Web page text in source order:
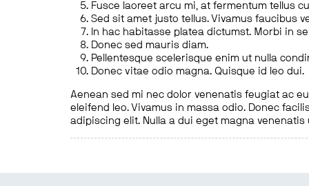
Fusce laoreet arcu mi, at fermentum tellus
Sed sit amet justo tellus. Vivamus faucibus
In hac habitasse platea dictumst. Morbi in
Donec sed mauris diam.
Pellentesque scelerisque enim ut nulla
Donec vitae odio magna. Quisque id leo dui.
Aenean sed mi nec dolor venenatis feugiat ac
eleifend leo. Vivamus in massa odio. Donec
adipiscing elit. Nulla a dui eget magna